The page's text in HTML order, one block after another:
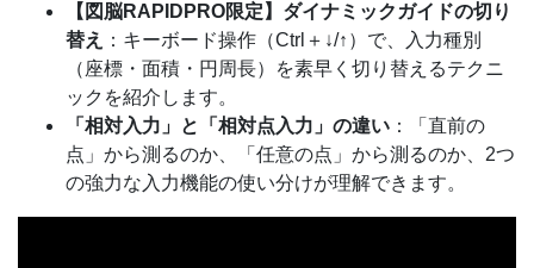
【図脳RAPIDPRO限定】ダイナミックガイドの切り
替え
：キーボード操作（Ctrl＋↓/↑）で、入力種別
（座標・面積・円周長）を素早く切り替えるテクニ
ックを紹介します。
「相対入力」と「相対点入力」の違い ：「直前の
点」から測るのか、「任意の点」から測るのか、2つ
の強力な入力機能の使い分けが理解できます。